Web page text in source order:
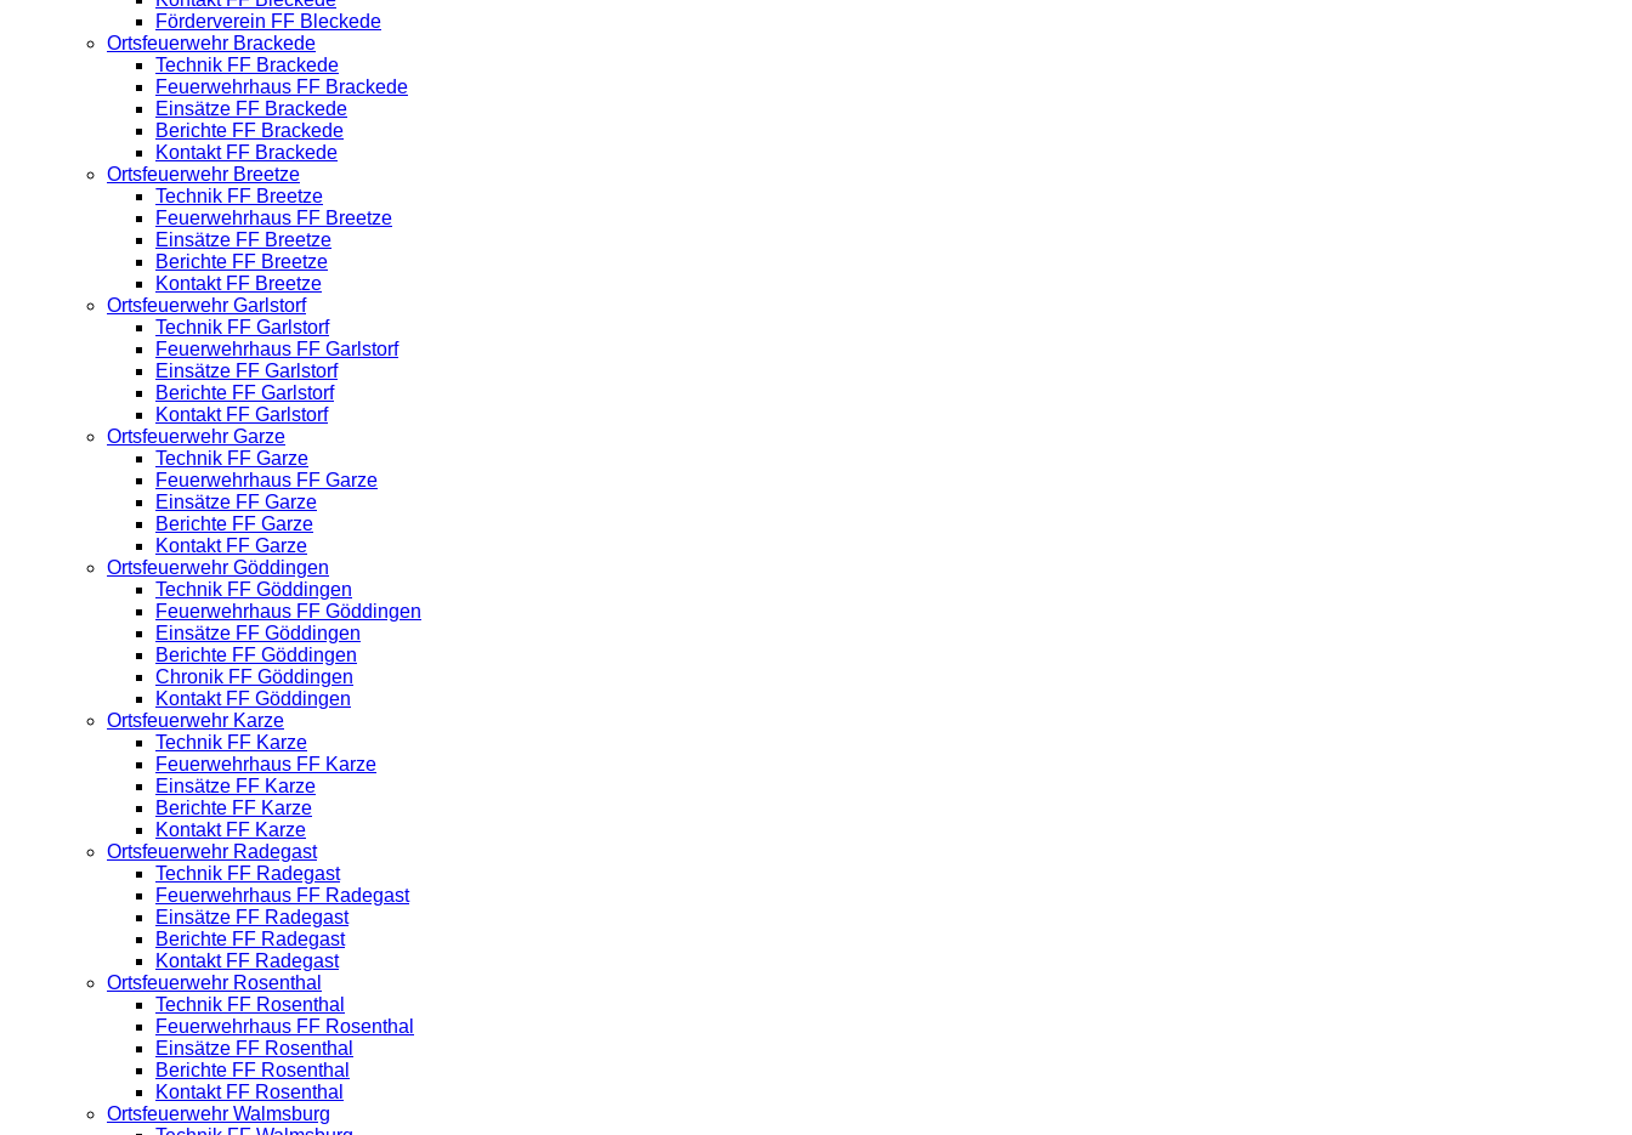
Förderverein FF Bleckede
Ortsfeuerwehr Brackede
Technik FF Brackede
Feuerwehrhaus FF Brackede
Einsätze FF Brackede
Berichte FF Brackede
Kontakt FF Brackede
Ortsfeuerwehr Breetze
Technik FF Breetze
Feuerwehrhaus FF Breetze
Einsätze FF Breetze
Berichte FF Breetze
Kontakt FF Breetze
Ortsfeuerwehr Garlstorf
Technik FF Garlstorf
Feuerwehrhaus FF Garlstorf
Einsätze FF Garlstorf
Berichte FF Garlstorf
Kontakt FF Garlstorf
Ortsfeuerwehr Garze
Technik FF Garze
Feuerwehrhaus FF Garze
Einsätze FF Garze
Berichte FF Garze
Kontakt FF Garze
Ortsfeuerwehr Göddingen
Technik FF Göddingen
Feuerwehrhaus FF Göddingen
Einsätze FF Göddingen
Berichte FF Göddingen
Chronik FF Göddingen
Kontakt FF Göddingen
Ortsfeuerwehr Karze
Technik FF Karze
Feuerwehrhaus FF Karze
Einsätze FF Karze
Berichte FF Karze
Kontakt FF Karze
Ortsfeuerwehr Radegast
Technik FF Radegast
Feuerwehrhaus FF Radegast
Einsätze FF Radegast
Berichte FF Radegast
Kontakt FF Radegast
Ortsfeuerwehr Rosenthal
Technik FF Rosenthal
Feuerwehrhaus FF Rosenthal
Einsätze FF Rosenthal
Berichte FF Rosenthal
Kontakt FF Rosenthal
Ortsfeuerwehr Walmsburg